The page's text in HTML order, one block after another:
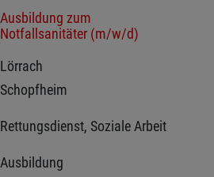
Ausbildung zum
Notfallsanitäter (m/w/d)
Lörrach
Schopfheim
Rettungsdienst, Soziale Arbeit
Ausbildung